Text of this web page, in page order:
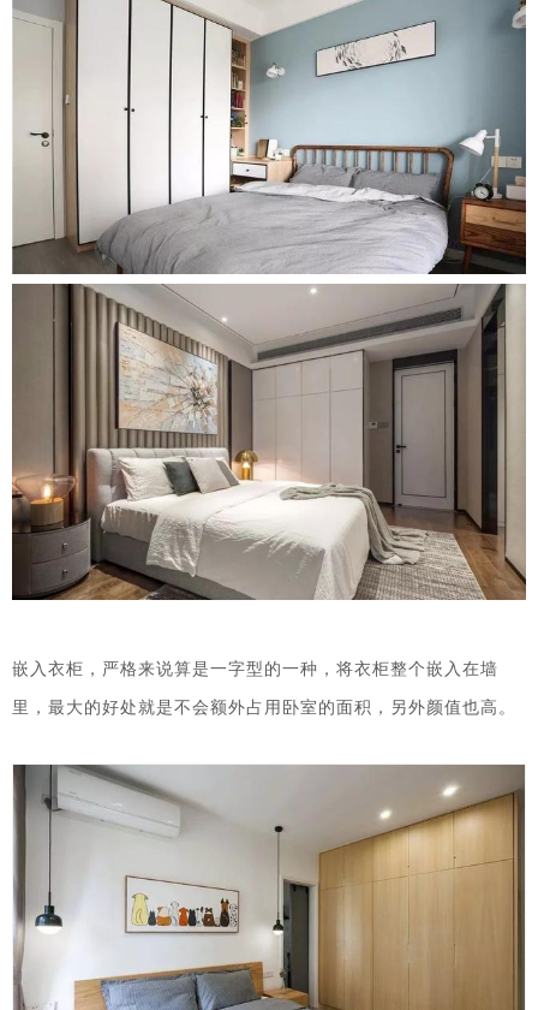
嵌入衣柜，严格来说算是一字型的一种，将衣柜整个嵌入在墙
里，最大的好处就是不会额外占用卧室的面积，另外颜值也高。